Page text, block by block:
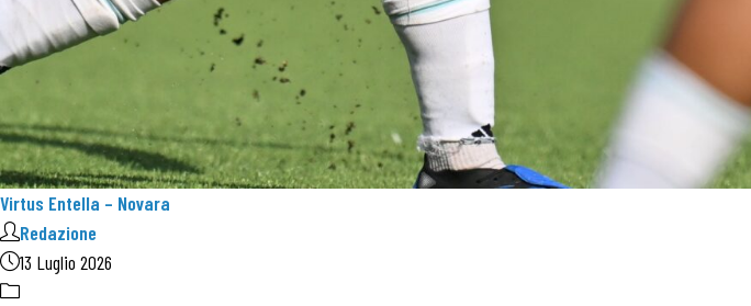
Virtus Entella – Novara
Redazione
13 Luglio 2026